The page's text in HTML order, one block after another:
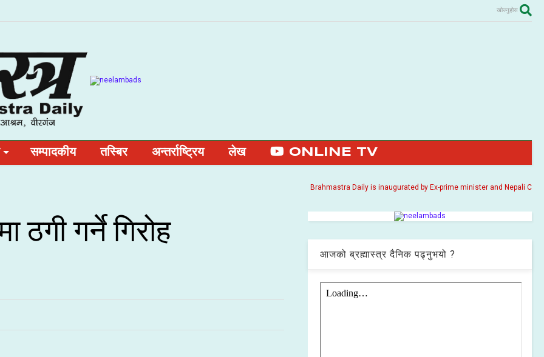
खोज्नुहोस
सम्पादकीय तस्बिर अन्तर्राष्ट्रिय लेख ONLINE TV
Brahmastra Daily is inaugurated by Ex-prime minister and Nepali
ठगी गर्ने गिरोह
आजको ब्रह्मास्त्र दैनिक पढ्नुभयो ?